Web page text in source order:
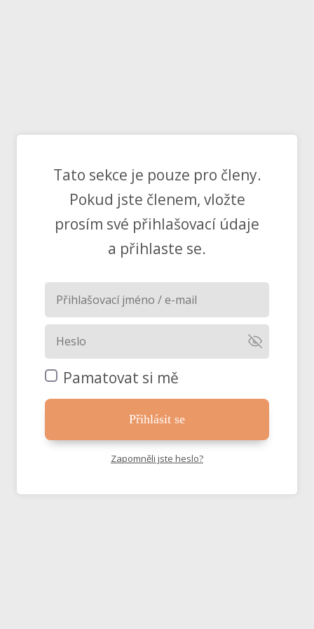
Tato sekce je pouze pro členy.
Pokud jste členem, vložte
prosím své přihlašovací údaje
a přihlaste se.
Pamatovat si mě
Přihlásit se
Zapomněli jste heslo?